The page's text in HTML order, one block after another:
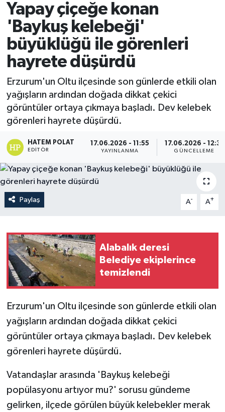
Yapay çiçeğe konan
'Baykuş kelebeği'
büyüklüğü ile görenleri
hayrete düşürdü
Erzurum'un Oltu ilçesinde son günlerde etkili olan
yağışların ardından doğada dikkat çekici
görüntüler ortaya çıkmaya başladı. Dev kelebek
görenleri hayrete düşürdü.
HATEM POLAT
EDITÖR
17.06.2026 - 11:55
YAYINLANMA
17.06.2026 - 12:31
GÜNCELLEME
Paylaş A- A+
Alabalık deresi
Belediye ekiplerince
temizlendi
Erzurum'un Oltu ilçesinde son günlerde etkili olan
yağışların ardından doğada dikkat çekici
görüntüler ortaya çıkmaya başladı. Dev kelebek
görenleri hayrete düşürdü.
Vatandaşlar arasında 'Baykuş kelebeği
popülasyonu artıyor mu?' sorusu gündeme
gelirken, ilçede görülen büyük kelebekler merak
Son Dakika Haberleri
Haber Arşivi